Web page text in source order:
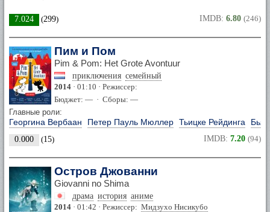
7.024 (299) IMDB: 6.80 (246)
Пим и Пом
Pim & Pom: Het Grote Avontuur
приключения семейный
2014 · 01:10 · Режиссер:
Бюджет: — · Сборы: —
Главные роли:
Георгина Вербаан Петер Пауль Мюллер Тьицке Рейдинга
0.000 (15) IMDB: 7.20 (94)
Остров Джованни
Giovanni no Shima
драма история аниме
2014 · 01:42 · Режиссер: Мидзухо Нисикубо